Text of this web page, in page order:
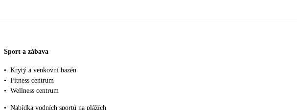
Sport a zábava
• Krytý a venkovní bazén
• Fitness centrum
• Wellness centrum
• Nabídka vodních sportů na plážích